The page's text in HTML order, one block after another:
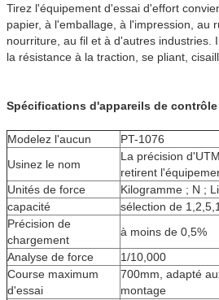
Tirez l'équipement d'essai d'effort
papier, à l'emballage, à l'impression, au
nourriture, au fil et à d'autres industries.
la résistance à la traction, se pliant,
Spécifications d'appareils de
Modelez l'aucun
PT-1076
Usinez le nom
La précision
retirent
Unités de force
Kilogramme ; N ;
capacité
sélection de
Précision de
chargement
à moins de 0,5%
Analyse de force
1/10,000
Course maximum
d'essai
700mm, adapté
montage